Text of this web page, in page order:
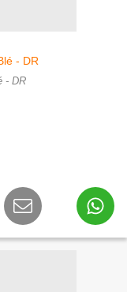
- DR